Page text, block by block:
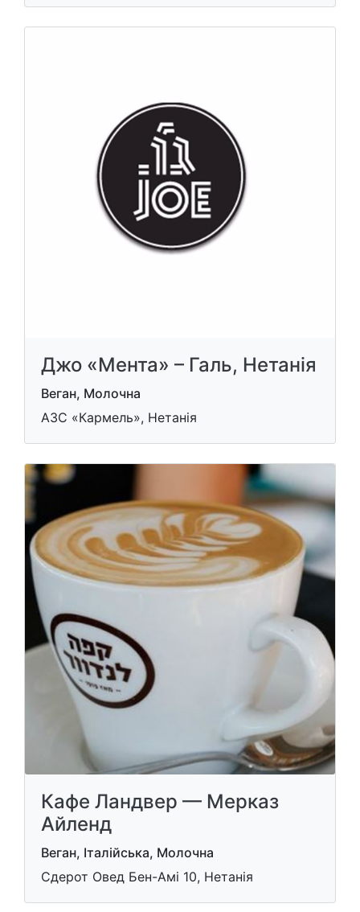
Джо «Мента» – Галь, Нетанія
Веган, Молочна
АЗС «Кармель», Нетанія
Кафе Ландвер — Мерказ
Айленд
Веган, Італійська, Молочна
Сдерот Овед Бен-Амi 10, Нетанія